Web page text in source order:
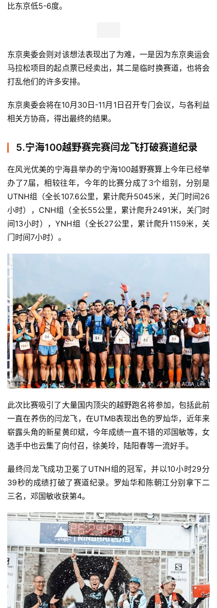
比
察
装
备
训
视
用
户
精
选
运
动
集
比东京低5-6度。
马拉松项目的起点票已经卖出，其二是临时换赛道，也将会
打乱他们的许多安排。
东京奥委会将在10月30日-11月1日召开专门会议，与各利益
相关方协商，得出最终的结果。
5.宁海100越野赛完赛闫龙飞打破赛道纪录
在风光优美的宁海县举办的宁海100越野赛算上今年已经举
办了7届，相较往年，今年的比赛分成了3个组别，分别是
UTNH组（全长107.6公里，累计爬升5045米，关门时间26
小时），CNH组（全长55公里，累计爬升2491米，关门时
间13小时），YNH组（全长27公里，累计爬升1159米，关
门时间7小时）。
此次比赛吸引了大量国内顶尖的越野跑名将参加，包括此前
一直在养伤的闫龙飞，在UTMB表现出色的罗灿华，近年来
崭露头角的新星黄印斌，今年成绩一直不错的邓国敏等，女
选手中也云集了向付召，徐美玲，陆阳春等一流好手。
最终闫龙飞成功卫冕了UTNH组的冠军，并以10小时29分
39秒的成绩打破了赛道纪录。罗灿华和陈朝江分别拿下二
三名，邓国敏收获第4。